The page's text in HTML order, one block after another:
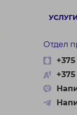
Отдел